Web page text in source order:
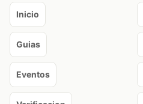
Inicio
Guias
Eventos